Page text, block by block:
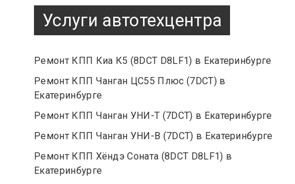
Услуги автотехцентра
Ремонт КПП Киа К5 (8DCT D8LF1) в Екатеринбурге
Ремонт КПП Чанган ЦС55 Плюс (7DCT) в
Екатеринбурге
Ремонт КПП Чанган УНИ-Т (7DCT) в Екатеринбурге
Ремонт КПП Чанган УНИ-В (7DCT) в Екатеринбурге
Ремонт КПП Хёндэ Соната (8DCT D8LF1) в
Екатеринбурге